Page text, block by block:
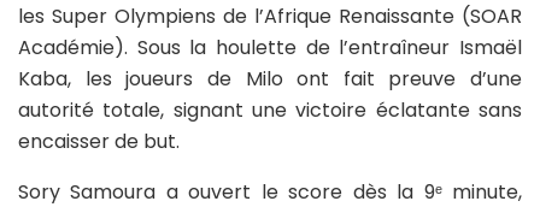
les Super Olympiens de l’Afrique Renaissante (SOAR
Académie). Sous la houlette de l’entraîneur Ismaël
Kaba, les joueurs de Milo ont fait preuve d’une
autorité totale, signant une victoire éclatante sans
encaisser de but.
Sory Samoura a ouvert le score dès la 9ᵉ minute,